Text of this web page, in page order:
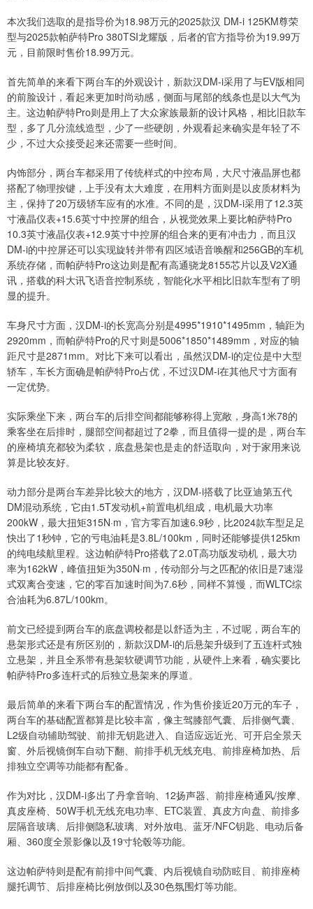
本次我们选取的是指导价为18.98万元的2025款汉 DM-i 125KM尊荣
型与2025款帕萨特Pro 380TSI龙耀版，后者的官方指导价为19.99万
元，目前限时售价18.99万元。
首先简单的来看下两台车的外观设计，新款汉DM-i采用了与EV版相同
的前脸设计，看起来更加时尚动感，侧面与尾部的线条也是以大气为
主。这边帕萨特Pro则是用上了大众家族最新的设计风格，相比旧款车
型，多了几分流线造型，少了一些硬朗，外观看起来确实是年轻了不
少，不过大众接受起来还需要一些时间。
内饰部分，两台车都采用了传统样式的中控布局，大尺寸液晶屏也都
搭配了物理按键，上手没有太大难度，在用料方面则是以皮质材料为
主，保持了20万级轿车应有的水准。不同的是，汉DM-i采用了12.3英
寸液晶仪表+15.6英寸中控屏的组合，从视觉效果上要比帕萨特Pro
10.3英寸液晶仪表+12.9英寸中控屏的组合来的更有冲击力，而且汉
DM-i的中控屏还可以实现旋转并带有四区域语音唤醒和256GB的车机
系统存储，而帕萨特Pro这边则是配有高通骁龙8155芯片以及V2X通
讯，搭载的科大讯飞语音控制系统，智能化水平相比旧款车型有了明
显的提升。
车身尺寸方面，汉DM-i的长宽高分别是4995*1910*1495mm，轴距为
2920mm，而帕萨特Pro的尺寸则是5006*1850*1489mm，对应的轴
距尺寸是2871mm。对比下来可以看出，虽然汉DM-i的定位是中大型
轿车，车长方面确是帕萨特Pro占优，不过汉DM-i在其他尺寸方面有
一定优势。
实际乘坐下来，两台车的后排空间都能够称得上宽敞，身高1米78的
乘客坐在后排时，腿部空间都超过了2拳，而且值得一提的是，两台车
的座椅填充都较为柔软，底盘悬架也是走的舒适取向，对于家用来说
算是比较友好。
动力部分是两台车差异比较大的地方，汉DM-i搭载了比亚迪第五代
DM混动系统，它由1.5T发动机+前置电机组成，电机最大功率
200kW，最大扭矩315N·m，官方零百加速6.9秒，比2024款车型足足
快出了1秒钟，它的亏电油耗是3.8L/100km，同时还能够提供125km
的纯电续航里程。这边帕萨特Pro搭载了2.0T高功版发动机，最大功
率为162kW，峰值扭矩为350N·m，传动部分与之匹配的依旧是7速湿
式双离合变速，它的零百加速时间为7.6秒，同样不算慢，而WLTC综
合油耗为6.87L/100km。
前文已经提到两台车的底盘调校都是以舒适为主，不过呢，两台车的
悬架形式还是有所区别的，新款汉DM-i的后悬架升级到了五连杆式独
立悬架，并且全系带有悬架软硬调节功能，从硬件上来看，确实要比
帕萨特Pro多连杆式的后独立悬架来的厚道。
最后简单的来看下两台车的配置情况，作为售价接近20万元的车子，
两台车的基础配置都算是比较丰富，像主驾膝部气囊、后排侧气囊、
L2级自动辅助驾驶、前排无钥匙进入、自适应远近光、可开启全景天
窗、外后视镜倒车自动下翻、前排手机无线充电、前排座椅加热、后
排独立空调等功能都有配备。
作为对比，汉DM-i多出了丹拿音响、12扬声器、前排座椅通风/按摩、
真皮座椅、50W手机无线充电功率、ETC装置、真皮方向盘、前排多
层隔音玻璃、后排侧隐私玻璃、对外放电、蓝牙/NFC钥匙、电动后备
厢、360度全景影像以及19寸轮毂等功能。
这边帕萨特则是配有前排中间气囊、内后视镜自动防眩目、前排座椅
腿托调节、后排座椅比例放倒以及30色氛围灯等功能。